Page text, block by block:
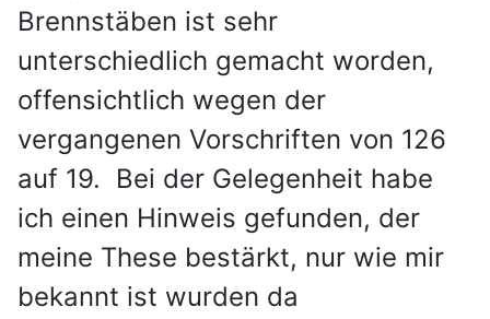
Brennstäben ist sehr
unterschiedlich gemacht worden,
offensichtlich wegen der
vergangenen Vorschriften von 126
auf 19. Bei der Gelegenheit habe
ich einen Hinweis gefunden, der
meine These bestärkt, nur wie mir
bekannt ist wurden da